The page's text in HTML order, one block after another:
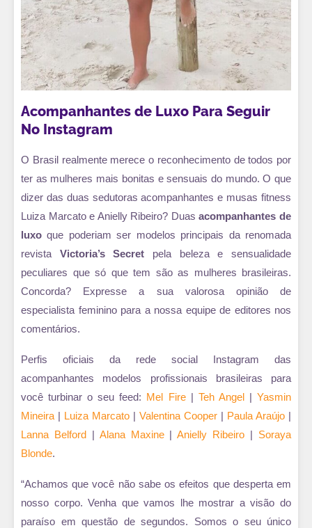
Acompanhantes de Luxo Para Seguir
No Instagram
O Brasil realmente merece o reconhecimento de todos por
ter as mulheres mais bonitas e sensuais do mundo. O que
dizer das duas sedutoras acompanhantes e musas fitness
Luiza Marcato e Anielly Ribeiro? Duasacompanhantes de
luxo que poderiam ser modelos principais da renomada
revista Victoria’s Secret pela beleza e sensualidade
peculiares que só que tem são as mulheres brasileiras.
Concorda? Expresse a sua valorosa opinião de
especialista feminino para a nossa equipe de editores nos
comentários.
Perfis oficiais da rede social Instagram das
acompanhantes modelos profissionais brasileiras para
você turbinar o seu feed: Mel Fire| Teh Angel|Yasmin
Mineira | Luiza Marcato | Valentina Cooper | Paula Araújo |
Lanna Belford| Alana Maxine|Anielly Ribeiro | Soraya
Blonde.
“Achamos que você não sabe os efeitos que desperta em
nosso corpo. Venha que vamos lhe mostrar a visão do
paraíso em questão de segundos. Somos o seu único